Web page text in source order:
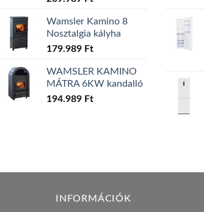
Wamsler Kamino 8
Nosztalgia kályha
179.989 Ft
WAMSLER KAMINO
MÁTRA 6KW kandalló
194.989 Ft
INFORMÁCIÓK